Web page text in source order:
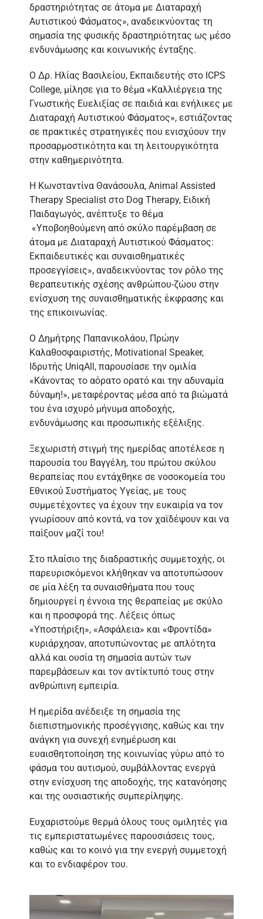
δραστηριότητας σε άτομα με Διαταραχή
Αυτιστικού Φάσματος», αναδεικνύοντας τη
σημασία της φυσικής δραστηριότητας ως μέσο
ενδυνάμωσης και κοινωνικής ένταξης.
Ο Δρ. Ηλίας Βασιλείου, Εκπαιδευτής στο ICPS
College, μίλησε για το θέμα «Καλλιέργεια της
Γνωστικής Ευελιξίας σε παιδιά και ενήλικες με
Διαταραχή Αυτιστικού Φάσματος», εστιάζοντας
σε πρακτικές στρατηγικές που ενισχύουν την
προσαρμοστικότητα και τη λειτουργικότητα
στην καθημερινότητα.
Η Κωνσταντίνα Θανάσουλα, Animal Assisted
Therapy Specialist στο Dog Therapy, Ειδική
Παιδαγωγός, ανέπτυξε το θέμα
«Υποβοηθούμενη από σκύλο παρέμβαση σε
άτομα με Διαταραχή Αυτιστικού Φάσματος:
Εκπαιδευτικές και συναισθηματικές
προσεγγίσεις», αναδεικνύοντας τον ρόλο της
θεραπευτικής σχέσης ανθρώπου-ζώου στην
ενίσχυση της συναισθηματικής έκφρασης και
της επικοινωνίας.
Ο Δημήτρης Παπανικολάου, Πρώην
Καλαθοσφαιριστής, Motivational Speaker,
Ιδρυτής UniqAll, παρουσίασε την ομιλία
«Κάνοντας το αόρατο ορατό και την αδυναμία
δύναμη!», μεταφέροντας μέσα από τα βιώματά
του ένα ισχυρό μήνυμα αποδοχής,
ενδυνάμωσης και προσωπικής εξέλιξης.
Ξεχωριστή στιγμή της ημερίδας αποτέλεσε η
παρουσία του Βαγγέλη, του πρώτου σκύλου
θεραπείας που εντάχθηκε σε νοσοκομεία του
Εθνικού Συστήματος Υγείας, με τους
συμμετέχοντες να έχουν την ευκαιρία να τον
γνωρίσουν από κοντά, να τον χαϊδέψουν και να
παίξουν μαζί του!
Στο πλαίσιο της διαδραστικής συμμετοχής, οι
παρευρισκόμενοι κλήθηκαν να αποτυπώσουν
σε μία λέξη τα συναισθήματα που τους
δημιουργεί η έννοια της θεραπείας με σκύλο
και η προσφορά της. Λέξεις όπως
«Υποστήριξη», «Ασφάλεια» και «Φροντίδα»
κυριάρχησαν, αποτυπώνοντας με απλότητα
αλλά και ουσία τη σημασία αυτών των
παρεμβάσεων και τον αντίκτυπό τους στην
ανθρώπινη εμπειρία.
Η ημερίδα ανέδειξε τη σημασία της
διεπιστημονικής προσέγγισης, καθώς και την
ανάγκη για συνεχή ενημέρωση και
ευαισθητοποίηση της κοινωνίας γύρω από το
φάσμα του αυτισμού, συμβάλλοντας ενεργά
στην ενίσχυση της αποδοχής, της κατανόησης
και της ουσιαστικής συμπερίληψης.
Ευχαριστούμε θερμά όλους τους ομιλητές για
τις εμπεριστατωμένες παρουσιάσεις τους,
καθώς και το κοινό για την ενεργή συμμετοχή
και το ενδιαφέρον του.